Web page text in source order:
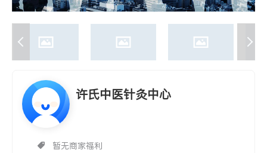
许氏中医针灸中心
暂无商家福利